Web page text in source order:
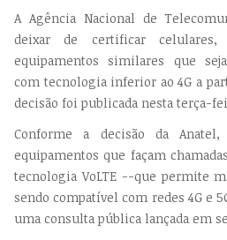
A Agência Nacional de
deixar de certificar celulares,
equipamentos similares que
com tecnologia inferior ao 4G a
decisão foi publicada nesta terça-
Conforme a decisão da
equipamentos que façam
tecnologia VoLTE --que permite
sendo compatível com redes 4G e
uma consulta pública lançada em